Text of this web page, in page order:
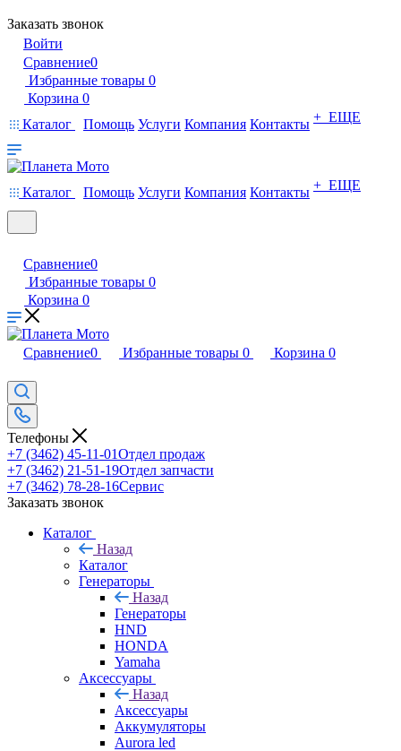
Заказать звонок
Войти
Сравнение0
Избранные товары 0
Корзина 0
Каталог
Помощь Услуги Компания Контакты + ЕЩЕ
Каталог Помощь Услуги Компания Контакты + ЕЩЕ
Сравнение0
Избранные товары 0
Корзина 0
Сравнение0 Избранные товары 0 Корзина 0
Телефоны
+7 (3462) 45-11-01Отдел продаж
+7 (3462) 21-51-19Отдел запчасти
+7 (3462) 78-28-16Сервис
Заказать звонок
Каталог
Назад
Каталог
Генераторы
Назад
Генераторы
HND
HONDA
Yamaha
Аксессуары
Назад
Аксессуары
Аккумуляторы
Aurora led